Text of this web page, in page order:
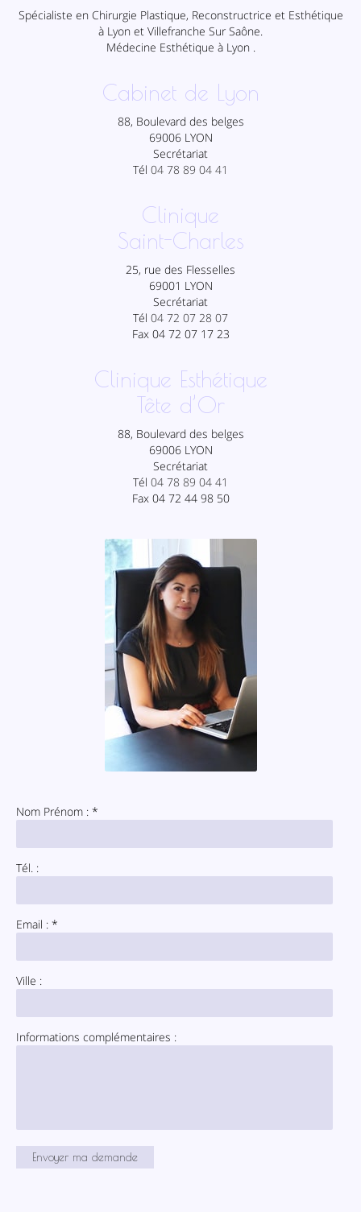
Spécialiste en Chirurgie Plastique, Reconstructrice et Esthétique
à Lyon et Villefranche Sur Saône.
Médecine Esthétique à Lyon .
Cabinet de Lyon
88, Boulevard des belges
69006 LYON
Secrétariat
Tél 04 78 89 04 41
Clinique
Saint-Charles
25, rue des Flesselles
69001 LYON
Secrétariat
Tél 04 72 07 28 07
Fax 04 72 07 17 23
Clinique Esthétique
Tête d’Or
88, Boulevard des belges
69006 LYON
Secrétariat
Tél 04 78 89 04 41
Fax 04 72 44 98 50
Nom Prénom : *
Tél. :
Email : *
Ville :
Informations complémentaires :